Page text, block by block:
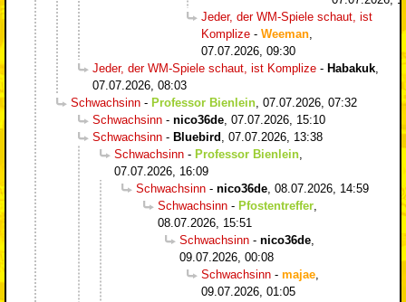
Jeder, der WM-Spiele schaut, ist
Komplize - Weeman
07.07.2026, 09:30
Jeder, der WM-Spiele schaut, ist Komplize - Habakuk
07.07.2026, 08:03
Schwachsinn - Professor Bienlein 07.07.2026, 07:32
Schwachsinn - nico36de 07.07.2026, 15:10
Schwachsinn - Bluebird
07.07.2026, 13:38
Schwachsinn - Professor Bienlein
07.07.2026, 16:09
Schwachsinn - nico36de 08.07.2026, 14:59
Schwachsinn - Pfostentreffer
08.07.2026, 15:51
Schwachsinn - nico36de
09.07.2026, 00:08
Schwachsinn - majae
09.07.2026, 01:05